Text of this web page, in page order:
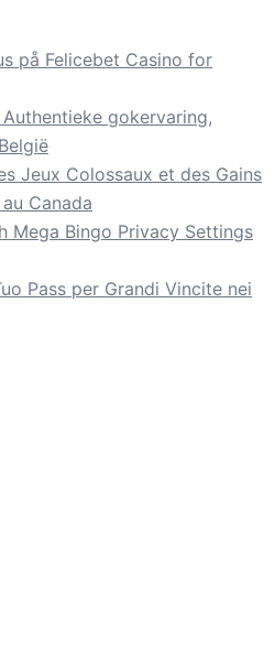
på Felicebet Casino for
gokervaring,
Jeux Colossaux et des Gains
Canada
Mega Bingo Privacy Settings
Pass per Grandi Vincite nei